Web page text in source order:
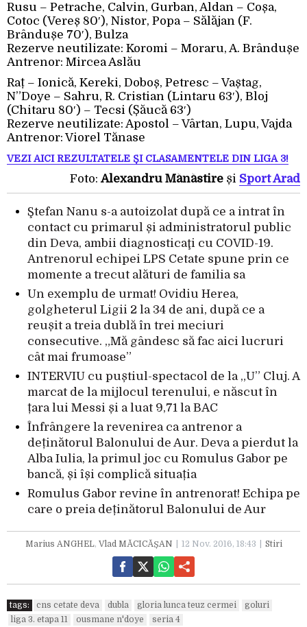
Rusu – Petrache, Calvin, Gurban, Aldan – Coșa,
Cotoc (Vereș 80′), Nistor, Popa – Sălăjan (F.
Brândușe 70′), Bulza
Rezerve neutilizate: Koromi – Moraru, A. Brândușe
Antrenor: Mircea Aslău
Raț – Ionică, Kereki, Doboș, Petresc – Vaștag,
N”Doye – Sahru, R. Cristian (Lintaru 63′), Bloj
(Chitaru 80′) – Tecsi (Șăucă 63′)
Rezerve neutilizate: Apostol – Vârtan, Lupu, Vajda
Antrenor: Viorel Tănase
VEZI AICI REZULTATELE ȘI CLASAMENTELE DIN LIGA 3!
Foto:Alexandru Mănăstire și Sport Arad
Ştefan Nanu s-a autoizolat după ce a intrat în
contact cu primarul și administratorul public
din Deva, ambii diagnosticaţi cu COVID-19.
Antrenorul echipei LPS Cetate spune prin ce
momente a trecut alături de familia sa
Un exemplu de urmat! Ovidiu Herea,
golgheterul Ligii 2 la 34 de ani, după ce a
reușit a treia dublă în trei meciuri
consecutive. „Mă gândesc să fac aici lucruri
cât mai frumoase”
INTERVIU cu puștiul-spectacol de la „U” Cluj. A
marcat de la mijlocul terenului, e născut în
țara lui Messi și a luat 9,71 la BAC
Înfrângere la revenirea ca antrenor a
deținătorul Balonului de Aur. Deva a pierdut la
Alba Iulia, la primul joc cu Romulus Gabor pe
bancă, și își complică situația
Romulus Gabor revine în antrenorat! Echipa pe
care o preia deținătorul Balonului de Aur
Marius ANGHEL, Vlad MĂCICĂȘAN 12 Nov. 2016, 18:43 Stiri
tags: cns cetate deva dubla gloria lunca teuz cermei
goluri
liga 3. etapa 11
ousmane n'doye seria 4